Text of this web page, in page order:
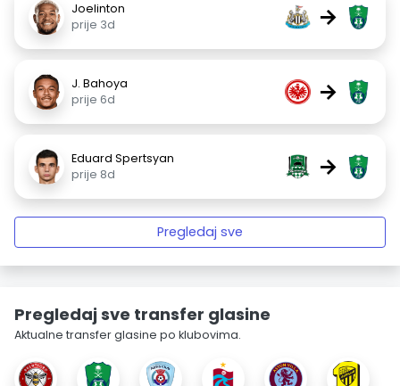
Joelinton
prije 3d
→
J. Bahoya
prije 6d
→
Eduard Spertsyan
prije 8d
→
Pregledaj sve
Pregledaj sve transfer glasine
Aktualne transfer glasine po klubovima.